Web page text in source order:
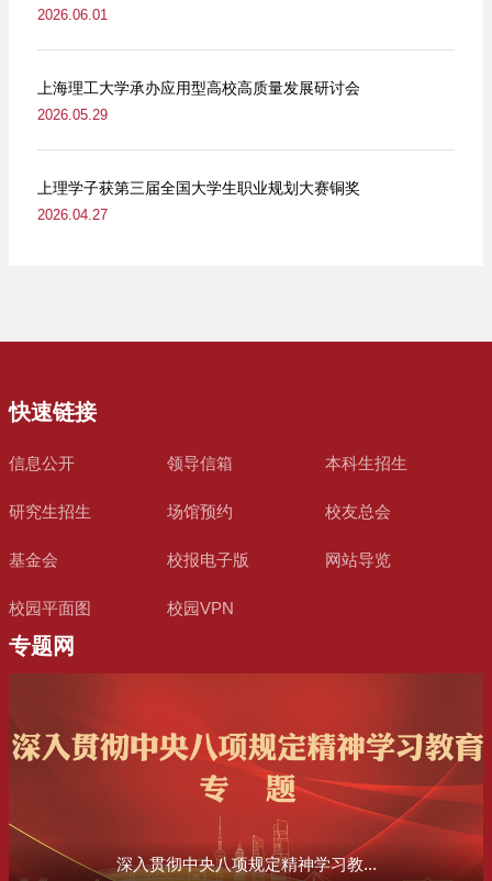
2026.06.01
上海理工大学承办应用型高校高质量发展研讨会
2026.05.29
上理学子获第三届全国大学生职业规划大赛铜奖
2026.04.27
快速链接
信息公开 领导信箱 本科生招生
研究生招生 场馆预约 校友总会
基金会 校报电子版 网站导览
校园平面图 校园VPN
专题网
深入贯彻中央八项规定精神学习教...